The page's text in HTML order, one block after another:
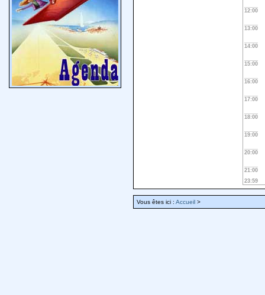
12:00
13:00
14:00
15:00
16:00
17:00
18:00
19:00
20:00
21:00
23:59
Vous êtes ici : Accueil >